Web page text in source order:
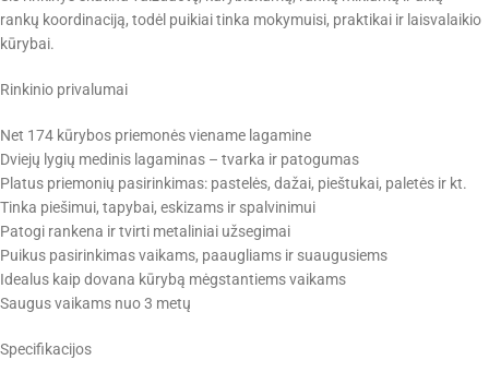
rankų koordinaciją, todėl puikiai tinka mokymuisi, praktikai ir laisvalaikio
kūrybai.
Rinkinio privalumai
Net 174 kūrybos priemonės viename lagamine
Dviejų lygių medinis lagaminas – tvarka ir patogumas
Platus priemonių pasirinkimas: pastelės, dažai, pieštukai, paletės ir kt.
Tinka piešimui, tapybai, eskizams ir spalvinimui
Patogi rankena ir tvirti metaliniai užsegimai
Puikus pasirinkimas vaikams, paaugliams ir suaugusiems
Idealus kaip dovana kūrybą mėgstantiems vaikams
Saugus vaikams nuo 3 metų
Specifikacijos